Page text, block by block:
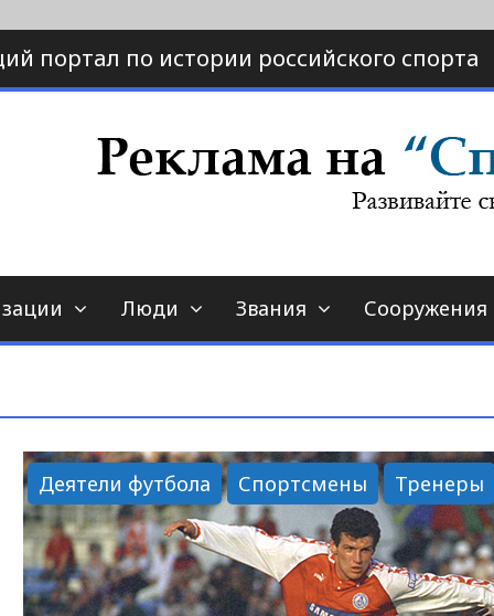
портал по истории российского спорта
страна.ру
по истории спорта
Люди Звания Сооружения
Деятели футбола Спортсмены Тренеры